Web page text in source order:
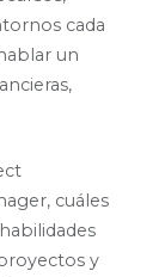
cada
un
cuáles
y